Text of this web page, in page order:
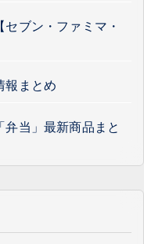
ブン・ファミマ・
報まとめ
弁当」最新商品まと